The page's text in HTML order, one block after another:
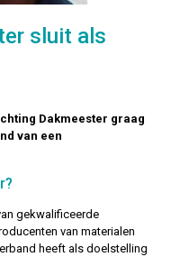
sluit als
Dakmeester graag
van een
gekwalificeerde
van materialen
heeft als doelstelling